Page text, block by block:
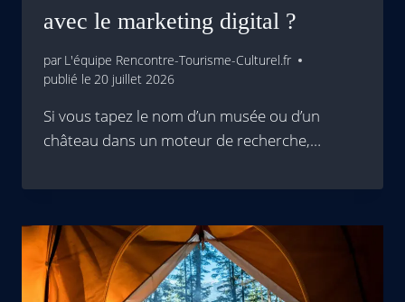
avec le marketing digital ?
par L'équipe Rencontre-Tourisme-Culturel.fr
publié le 20 juillet 2026
Si vous tapez le nom d’un musée ou d’un
château dans un moteur de recherche,…